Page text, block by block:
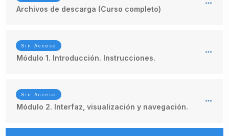
Archivos de descarga (Curso completo)
Sin Acceso
Módulo 1. Introducción. Instrucciones.
Sin Acceso
Módulo 2. Interfaz, visualización y navegación.